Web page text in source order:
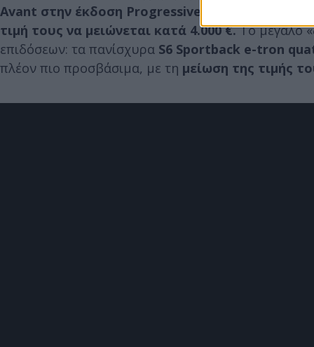
Avant στην έκδοση Progressive performance
τιμή τους να μειώνεται κατά 4.000 €.Το μεγάλο
επιδόσεων: τα πανίσχυρα S6 Sportback e-tron
πλέον πιο προσβάσιμα, με τη μείωση της τιμής